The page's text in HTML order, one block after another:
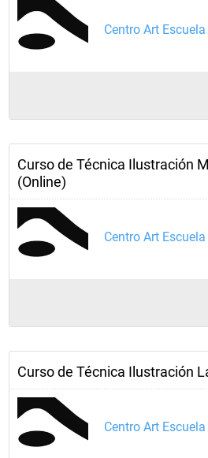
Centro Art
Curso de Técnica Ilustración
(Online)
Centro Art
Curso de Técnica Ilustración
Centro Art